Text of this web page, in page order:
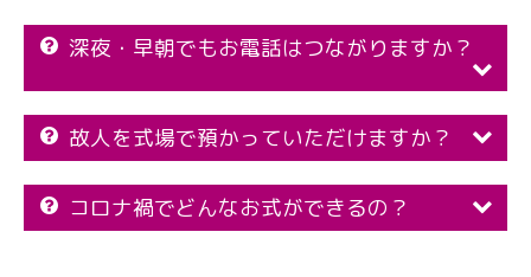
深夜・早朝でもお電話はつながりますか？
故人を式場で預かっていただけますか？
コロナ禍でどんなお式ができるの？